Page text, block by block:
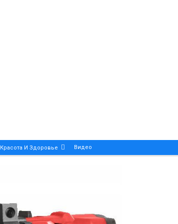
Красота И Здоровье Видео